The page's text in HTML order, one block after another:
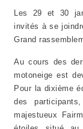
Les 29 et 30
invités à se
Grand
Au cours des
motoneige est
Pour la dixième
des
majestueux